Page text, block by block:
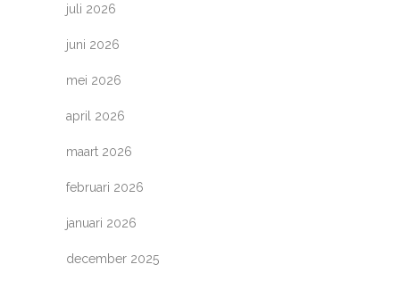
juli 2026
juni 2026
mei 2026
april 2026
maart 2026
februari 2026
januari 2026
december 2025